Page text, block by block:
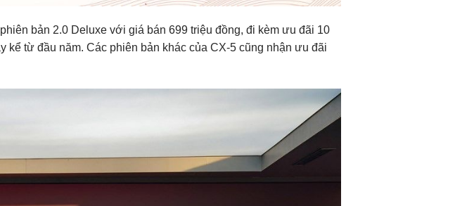
bản 2.0 Deluxe với giá bán 699 triệu đồng, đi kèm ưu đãi 10
kể từ đầu năm. Các phiên bản khác của CX-5 cũng nhận ưu đãi